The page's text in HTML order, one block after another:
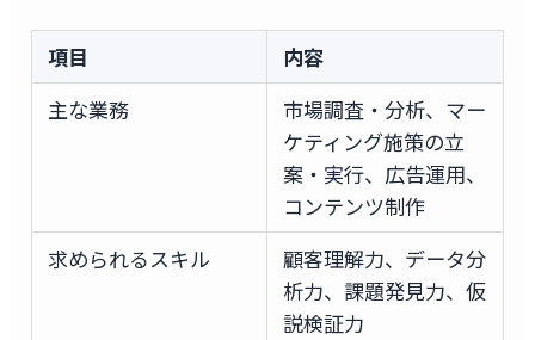
項目
内容
主な業務
市場調査・分析、マー
ケティング施策の立
案・実行、広告運用、
コンテンツ制作
求められるスキル
顧客理解力、データ分
析力、課題発見力、仮
説検証力